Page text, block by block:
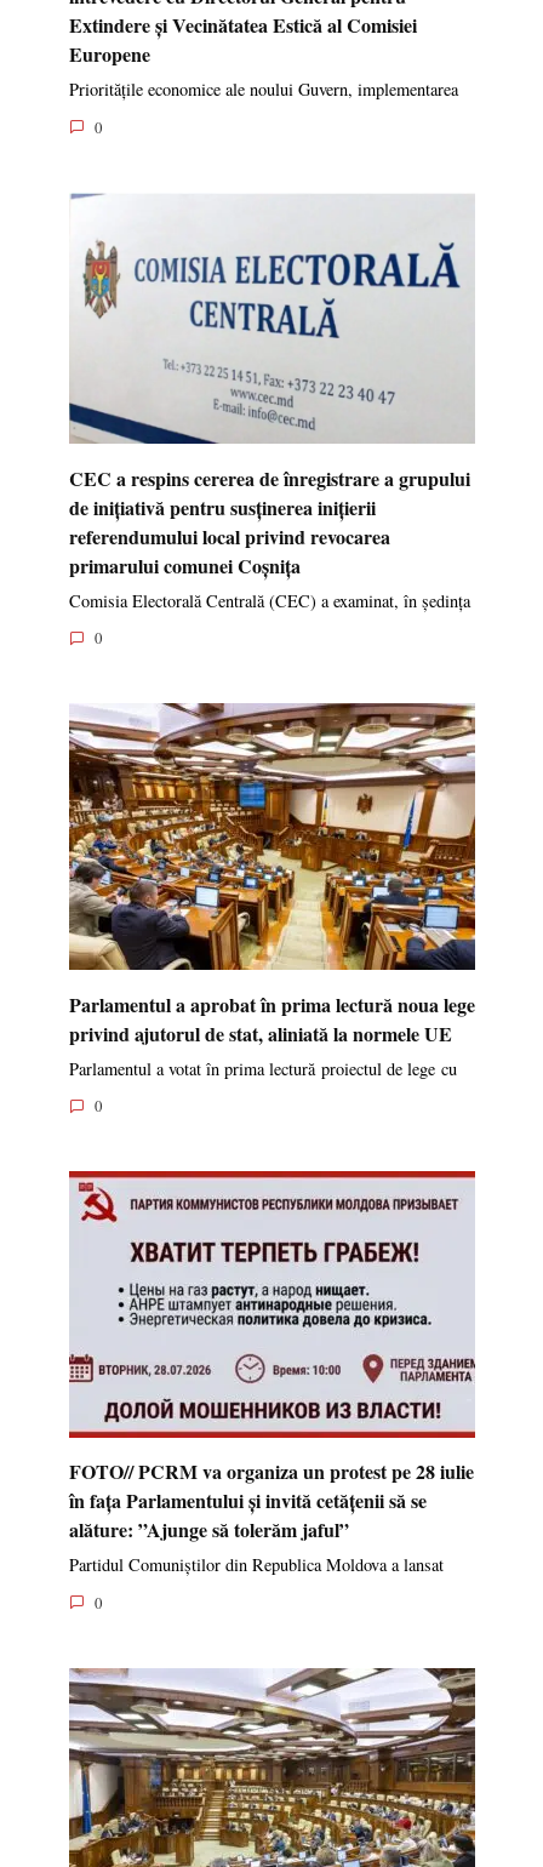
Extindere și Vecinătatea Estică al Comisiei
Europene
Prioritățile economice ale noului Guvern, implementarea
0
CEC a respins cererea de înregistrare a grupului
de inițiativă pentru susținerea inițierii
referendumului local privind revocarea
primarului comunei Coșnița
Comisia Electorală Centrală (CEC) a examinat, în ședința
0
Parlamentul a aprobat în prima lectură noua lege
privind ajutorul de stat, aliniată la normele UE
Parlamentul a votat în prima lectură proiectul de lege cu
0
FOTO// PCRM va organiza un protest pe 28 iulie
în fața Parlamentului și invită cetățenii să se
alăture: ”Ajunge să tolerăm jaful”
Partidul Comuniștilor din Republica Moldova a lansat
0